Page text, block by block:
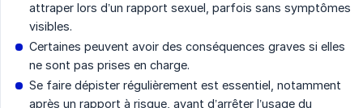
attraper lors d’un rapport sexuel, parfois sans symptômes
visibles.
Certaines peuvent avoir des conséquences graves si elles
ne sont pas prises en charge.
Se faire dépister régulièrement est essentiel, notamment
après un rapport à risque, avant d’arrêter l’usage du